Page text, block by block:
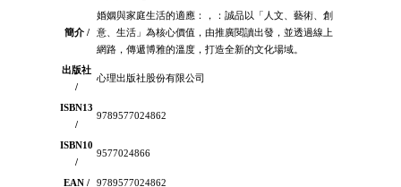
簡介 /
婚姻與家庭生活的適應：，：誠品以「人文、藝術、創
意、生活」為核心價值，由推廣閱讀出發，並透過線上
網路，傳遞博雅的溫度，打造全新的文化場域。
出版社
/
心理出版社股份有限公司
ISBN13
/
9789577024862
ISBN10
/
9577024866
EAN / 9789577024862